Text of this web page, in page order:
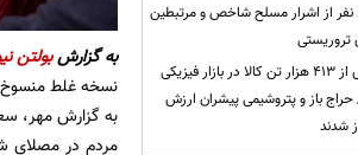
به گزارشبولتن
نسخه غلط منسوخ
به گزارش مهر،
مردم در مصلای
دستگیری ۸ نفر از اشرار مسلح شاخص و مرتبطین
معامله بیش از ۴۱۳ هزار تن کالا در بازار فیزیکی
باز و پتروشیمی پیشران ارزش
شدند